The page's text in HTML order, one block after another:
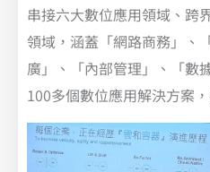
串接六大數位應用領域、跨
領域，涵蓋「網路商務」、
廣」、「內部管理」、「數
100多個數位應用解決方案